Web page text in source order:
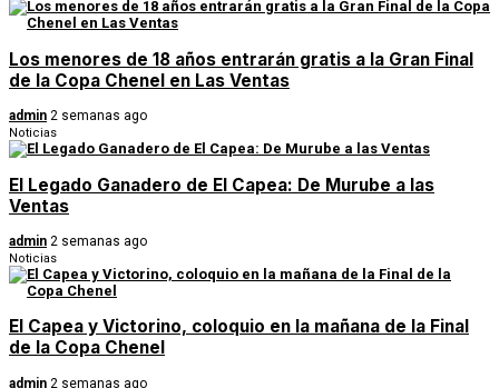
Los menores de 18 años entrarán gratis a la Gran Final
de la Copa Chenel en Las Ventas
admin 2 semanas ago
Noticias
El Legado Ganadero de El Capea: De Murube a las
Ventas
admin 2 semanas ago
Noticias
El Capea y Victorino, coloquio en la mañana de la Final
de la Copa Chenel
admin 2 semanas ago